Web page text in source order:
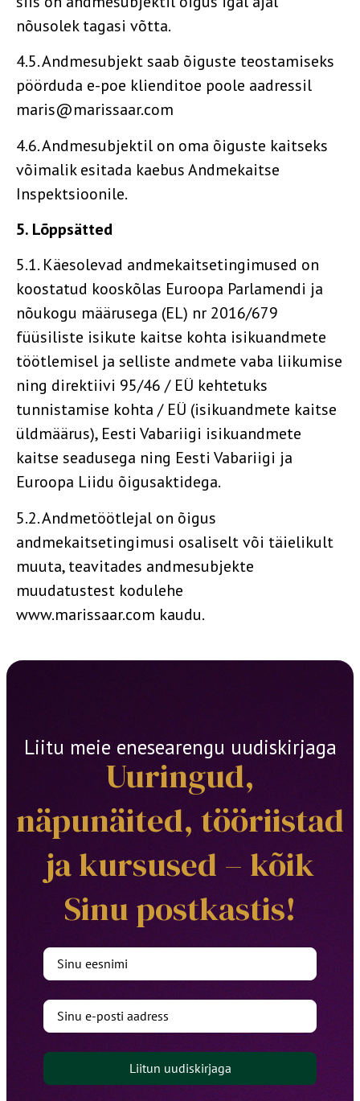
nõusolek tagasi võtta.
4.5. Andmesubjekt saab õiguste teostamiseks
pöörduda e-poe klienditoe poole aadressil
maris@marissaar.com
4.6. Andmesubjektil on oma õiguste kaitseks
võimalik esitada kaebus Andmekaitse
Inspektsioonile.
5. Lõppsätted
5.1. Käesolevad andmekaitsetingimused on
koostatud kooskõlas Euroopa Parlamendi ja
nõukogu määrusega (EL) nr 2016/679
füüsiliste isikute kaitse kohta isikuandmete
töötlemisel ja selliste andmete vaba liikumise
ning direktiivi 95/46 / EÜ kehtetuks
tunnistamise kohta / EÜ (isikuandmete kaitse
üldmäärus), Eesti Vabariigi isikuandmete
kaitse seadusega ning Eesti Vabariigi ja
Euroopa Liidu õigusaktidega.
5.2. Andmetöötlejal on õigus
andmekaitsetingimusi osaliselt või täielikult
muuta, teavitades andmesubjekte
muudatustest kodulehe
www.marissaar.com kaudu.
Liitu meie enesearengu uudiskirjaga
Uuringud,
näpunäited, tööriistad
ja kursused – kõik
Sinu postkastis!
Liitun uudiskirjaga